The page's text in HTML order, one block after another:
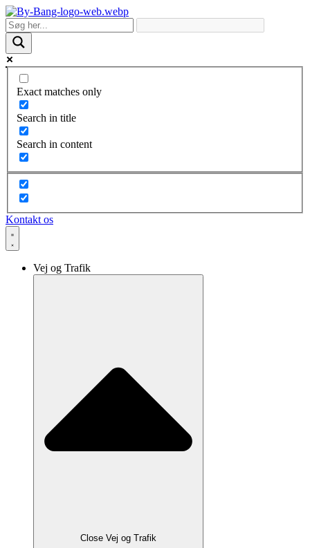
Skip
to
content
Exact matches only
Search in title
Search in content
Kontakt os
Vej og Trafik
Close Vej og Trafik